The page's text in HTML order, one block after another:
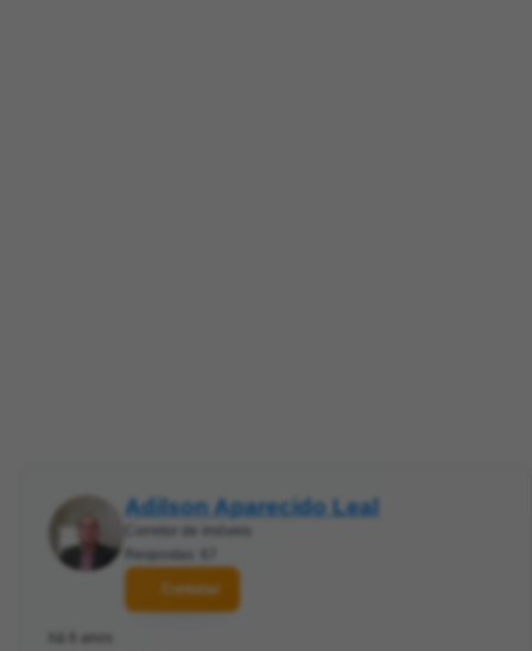
Adilson Aparecido Leal
Corretor de imóveis
Respostas: 67
Contatar
há 6 anos